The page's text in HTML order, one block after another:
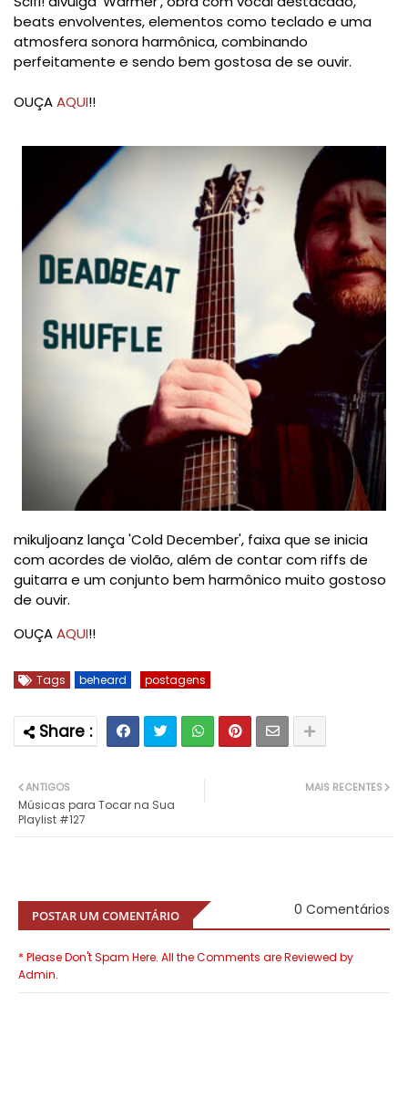
beats envolventes, elementos como teclado e uma
atmosfera sonora harmônica, combinando
perfeitamente e sendo bem gostosa de se ouvir.
OUÇAAQUI!!
mikuljoanz lança 'Cold December', faixa que se inicia
com acordes de violão, além de contar com riffs de
guitarra e um conjunto bem harmônico muito gostoso
de ouvir.
OUÇAAQUI!!
Tags beheard postagens
MAIS RECENTES
ANTIGOS
Músicas para Tocar na Sua
Playlist #127
POSTAR UM COMENTÁRIO 0 Comentários
* Please Don't Spam Here. All the Comments are Reviewed by
Admin.